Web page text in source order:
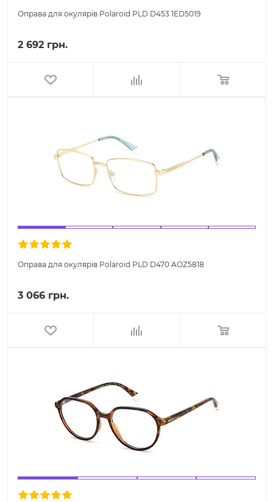
Оправа для окулярів Polaroid PLD D453 1ED5019
2 692 грн.
Оправа для окулярів Polaroid PLD D470 AOZ5818
3 066 грн.